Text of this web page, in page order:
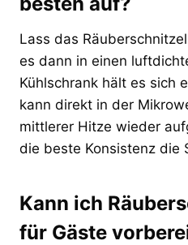
Lass das
es dann in einen
Kühlschrank hält es sich
kann direkt in der
mittlerer Hitze wieder
die beste Konsistenz die
Kann ich
für Gäste